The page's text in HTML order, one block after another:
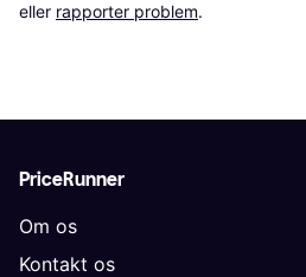
eller rapporter problem.
PriceRunner
Om os
Kontakt os